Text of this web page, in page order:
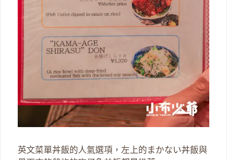
英文菜單丼飯的人氣選項，左上的まかない丼飯與